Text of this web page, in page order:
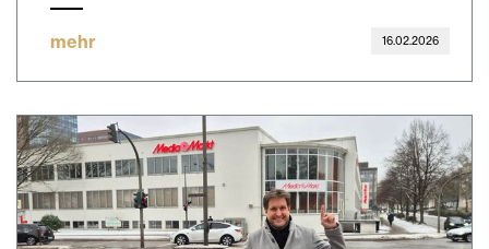
mehr 16.02.2026